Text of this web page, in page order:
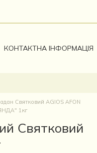
КОНТАКТНА ІНФОРМАЦІЯ
Святковий AGIOS AFON
1кг
Святковий